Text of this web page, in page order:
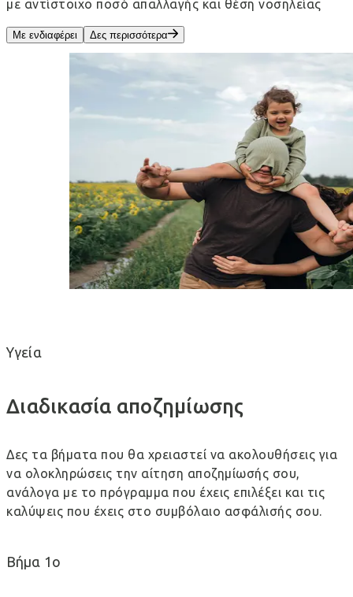
με αντίστοιχο ποσό απαλλαγής και θέση νοσηλείας
Με ενδιαφέρει Δες περισσότερα
Υγεία
Διαδικασία αποζημίωσης
Δες τα βήματα που θα χρειαστεί να ακολουθήσεις για
να ολοκληρώσεις την αίτηση αποζημίωσής σου,
ανάλογα με το πρόγραμμα που έχεις επιλέξει και τις
καλύψεις που έχεις στο συμβόλαιο ασφάλισής σου.
Βήμα 1ο